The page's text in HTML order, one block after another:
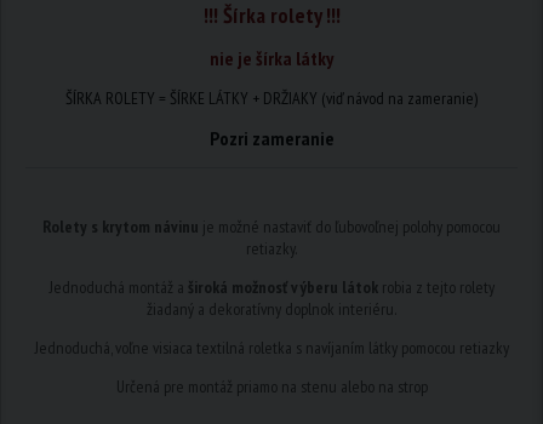
!!! Šírka rolety !!!
nie je šírka látky
ŠÍRKA ROLETY = ŠÍRKE LÁTKY + DRŽIAKY (viď návod na zameranie)
Pozri zameranie
Rolety s krytom návinu je možné nastaviť do ľubovoľnej polohy pomocou
retiazky.
Jednoduchá montáž a široká možnosť výberu látokrobia z tejto rolety
žiadaný a dekoratívny doplnok interiéru.
Jednoduchá, voľne visiaca textilná roletka s navíjaním látky pomocou retiazky
Určená pre montáž priamo na stenu alebo na strop